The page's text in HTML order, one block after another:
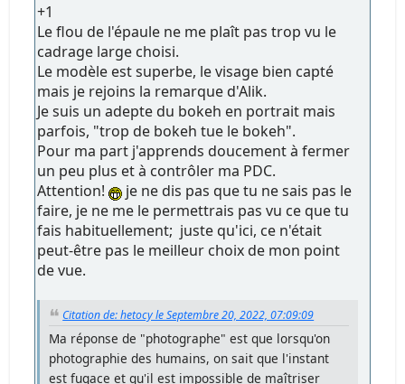
+1
Le flou de l'épaule ne me plaît pas trop vu le
cadrage large choisi.
Le modèle est superbe, le visage bien capté
mais je rejoins la remarque d'Alik.
Je suis un adepte du bokeh en portrait mais
parfois, "trop de bokeh tue le bokeh".
Pour ma part j'apprends doucement à fermer
un peu plus et à contrôler ma PDC.
Attention!
je ne dis pas que tu ne sais pas le
faire, je ne me le permettrais pas vu ce que tu
fais habituellement; juste qu'ici, ce n'était
peut-être pas le meilleur choix de mon point
de vue.
Citation de: hetocy le Septembre 20, 2022, 07:09:09
Ma réponse de "photographe" est que lorsqu'on
photographie des humains, on sait que l'instant
est fugace et qu'il est impossible de maîtriser